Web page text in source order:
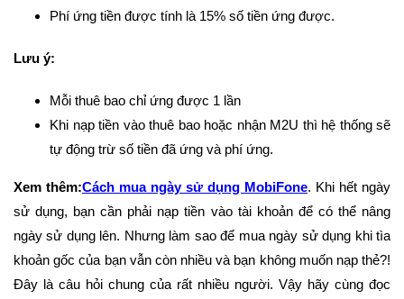
Phí ứng tiền được tính là 15% số tiền ứng được.
Lưu ý:
Mỗi thuê bao chỉ ứng được 1 lần
Khi nạp tiền vào thuê bao hoặc nhận M2U thì hệ thống sẽ
tự động trừ số tiền đã ứng và phí ứng.
Xem thêm:Cách mua ngày sử dụng MobiFone. Khi hết ngày
sử dụng, bạn cần phải nạp tiền vào tài khoản để có thể nâng
ngày sử dụng lên. Nhưng làm sao để mua ngày sử dụng khi tìa
khoản gốc của bạn vẫn còn nhiều và bạn không muốn nạp thẻ?!
Đây là câu hỏi chung của rất nhiều người. Vậy hãy cùng đọc